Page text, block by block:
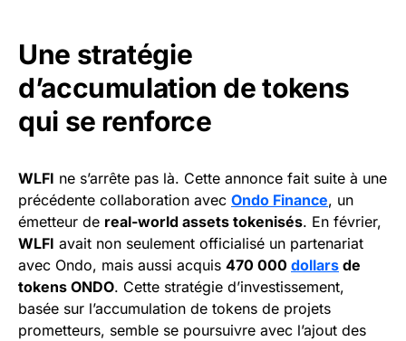
Une stratégie
d’accumulation de tokens
qui se renforce
WLFI ne s’arrête pas là. Cette annonce fait suite à une
précédente collaboration avec Ondo Finance, un
émetteur de real-world assets tokenisés. En février,
WLFI avait non seulement officialisé un partenariat
avec Ondo, mais aussi acquis 470 000 dollars de
tokens ONDO. Cette stratégie d’investissement,
basée sur l’accumulation de tokens de projets
prometteurs, semble se poursuivre avec l’ajout des